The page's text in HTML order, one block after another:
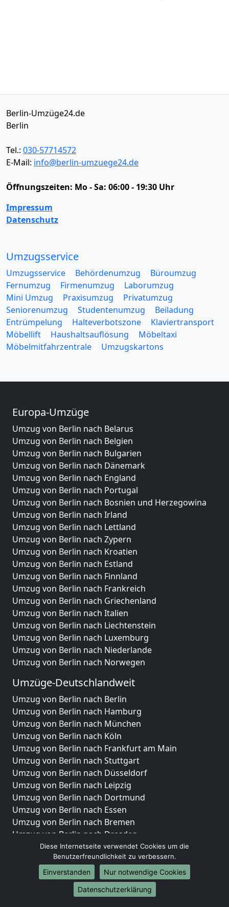
Berlin-Umzüge24.de
Berlin
Tel.: 030-57714572
E-Mail: info@berlin-umzuege24.de
Öffnungszeiten: Mo - Sa: 06:00 - 19:30 Uhr
Impressum
Datenschutz
Umzugsservice
Umzugsservice Behördenumzug
Büroumzug
Fernumzug
Firmenumzug
Laborumzug
Mini Umzug
Praxisumzug
Privatumzug
Seniorenumzug
Studentenumzug
Beiladung
Entrümpelung
Halteverbotszone
Klaviertransport
Möbellift
Haushaltsauflösung
Möbeltaxi
Möbelmitfahrzentrale
Umzugskartons
Europa-Umzüge
Umzug von Berlin nach Belarus
Umzug von Berlin nach Belgien
Umzug von Berlin nach Bulgarien
Umzug von Berlin nach Dänemark
Umzug von Berlin nach England
Umzug von Berlin nach Portugal
Umzug von Berlin nach Bosnien und Herzegowina
Umzug von Berlin nach Irland
Umzug von Berlin nach Lettland
Umzug von Berlin nach Zypern
Umzug von Berlin nach Kroatien
Umzug von Berlin nach Estland
Umzug von Berlin nach Finnland
Umzug von Berlin nach Frankreich
Umzug von Berlin nach Griechenland
Umzug von Berlin nach Italien
Umzug von Berlin nach Liechtenstein
Umzug von Berlin nach Luxemburg
Umzug von Berlin nach Niederlande
Umzug von Berlin nach Norwegen
Umzüge-Deutschlandweit
Umzug von Berlin nach Berlin
Umzug von Berlin nach Hamburg
Umzug von Berlin nach München
Umzug von Berlin nach Köln
Umzug von Berlin nach Frankfurt am Main
Umzug von Berlin nach Stuttgart
Umzug von Berlin nach Düsseldorf
Umzug von Berlin nach Leipzig
Umzug von Berlin nach Dortmund
Umzug von Berlin nach Essen
Umzug von Berlin nach Bremen
Umzug von Berlin nach Dresden
Umzug von Berlin nach Hannover
Umzug von Berlin nach Nürnberg
Umzug von Berlin nach Duisburg
Umzug von Berlin nach Bochum
Umzug von Berlin nach Wuppertal
Diese Internetseite verwendet Cookies um die
Benutzerfreundlichkeit zu verbessern.
Einverstanden
Nur notwendige Cookies
Datenschutzerklärung